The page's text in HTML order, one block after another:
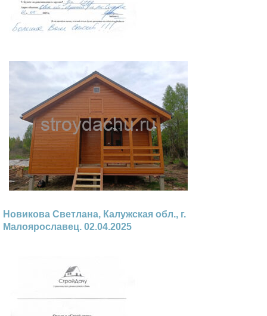
Новикова Светлана, Калужская обл., г.
Малоярославец. 02.04.2025